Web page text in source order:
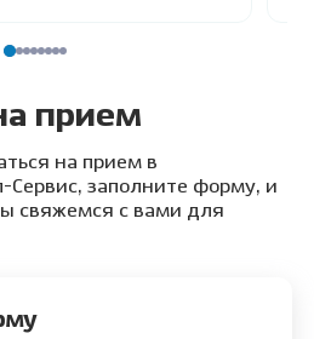
прием
на прием в
Сервис, заполните форму, и
свяжемся с вами для